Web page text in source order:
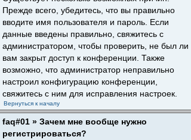
Прежде всего, убедитесь, что вы правильно
вводите имя пользователя и пароль. Если
данные введены правильно, свяжитесь с
администратором, чтобы проверить, не был ли
вам закрыт доступ к конференции. Также
возможно, что администратор неправильно
настроил конфигурацию конференции,
свяжитесь с ним для исправления настроек.
Вернуться к началу
faq#01 » Зачем мне вообще нужно
регистрироваться?